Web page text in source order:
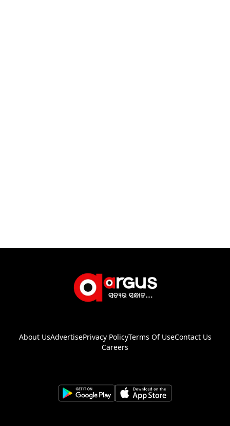
About UsAdvertisePrivacy PolicyTerms Of UseContact Us
Careers